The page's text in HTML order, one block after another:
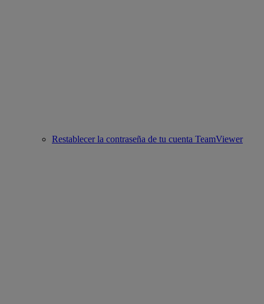
Restablecer la contraseña de tu cuenta TeamViewer